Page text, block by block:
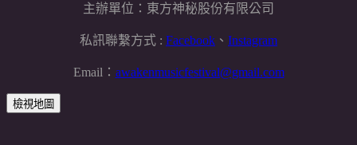
主辦單位：東方神秘股份有限公司
私訊聯繫方式 : Facebook 、 Instagram
Email： awakenmusicfestival@gmail.com
檢視地圖